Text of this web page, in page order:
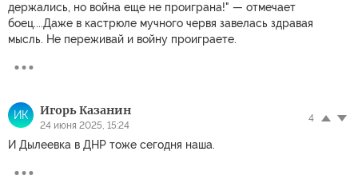
держались, но война еще не проиграна!" — отмечает
боец....Даже в кастрюле мучного червя завелась здравая
мысль. Не переживай и войну проиграете.
ИК Игорь Казанин
24 июня 2025, 15:24
4
И Дылеевка в ДНР тоже сегодня наша.